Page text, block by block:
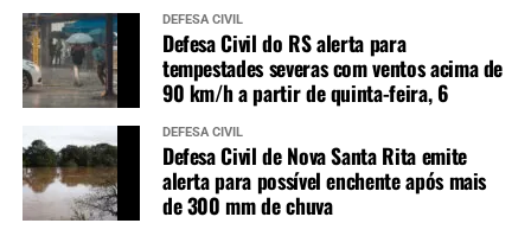
DEFESA CIVIL
Defesa Civil do RS alerta para
tempestades severas com ventos acima de
90 km/h a partir de quinta-feira, 6
DEFESA CIVIL
Defesa Civil de Nova Santa Rita emite
alerta para possível enchente após mais
de 300 mm de chuva